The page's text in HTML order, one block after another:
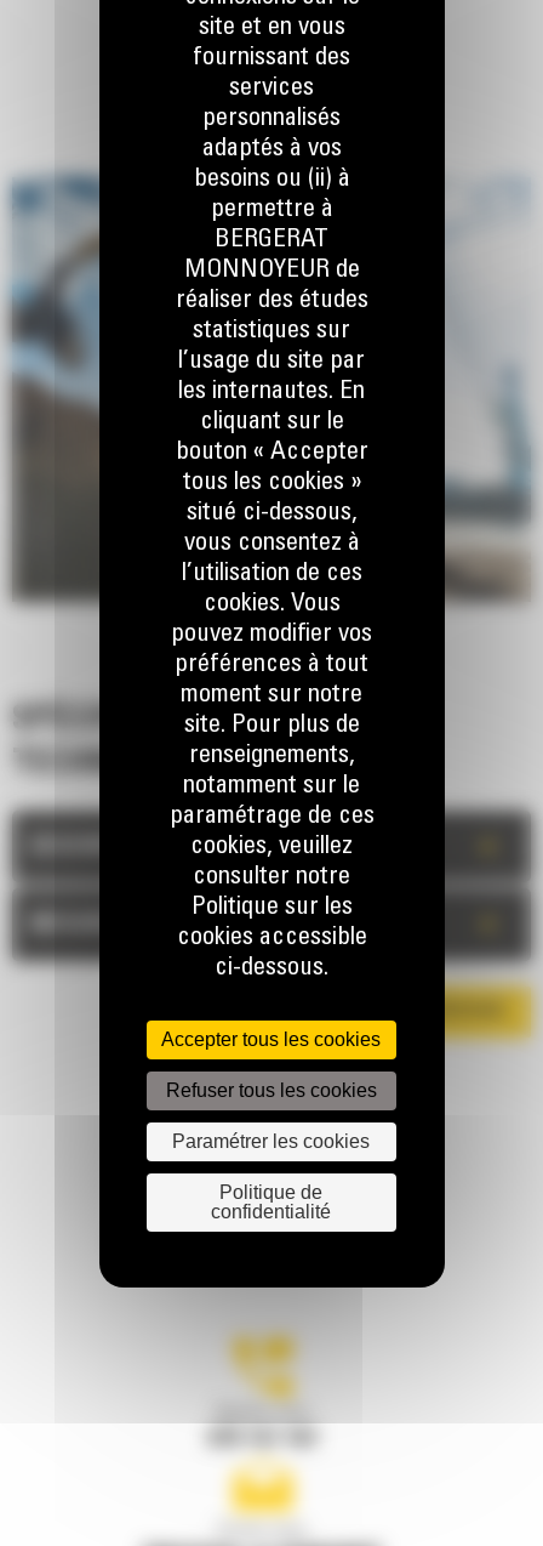
Le lecteur Bluetooth embarqué de la machine et l'application Cat sur
votre téléphone permettent de détecter automatiquement
Obtenez des charges cibles précises et augmentez l'efficacité de
chargement grâce à la pesée mobile et aux estimations en temps
réel de votre charge utile sans avoir à pivoter.
Les machines Cat sont préprogrammées avec des paramètres de
performance optimaux pour votre grappin afin d'optimiser le
couplage et l'efficacité de la machine et du grappin.
SPÉCIFICATIONS
TECHNIQUES
site et en vous
fournissant des
services
personnalisés
adaptés à vos
besoins ou (ii) à
permettre à
BERGERAT
MONNOYEUR de
réaliser des études
statistiques sur
l’usage du site par
les internautes. En
cliquant sur le
bouton « Accepter
tous les cookies »
situé ci-dessous,
vous consentez à
l’utilisation de ces
cookies. Vous
pouvez modifier vos
préférences à tout
moment sur notre
site. Pour plus de
renseignements,
notamment sur le
paramétrage de ces
cookies, veuillez
consulter notre
Politique sur les
cookies accessible
ci-dessous.
Accepter tous les cookies
Refuser tous les cookies
Paramétrer les cookies
Politique de
confidentialité